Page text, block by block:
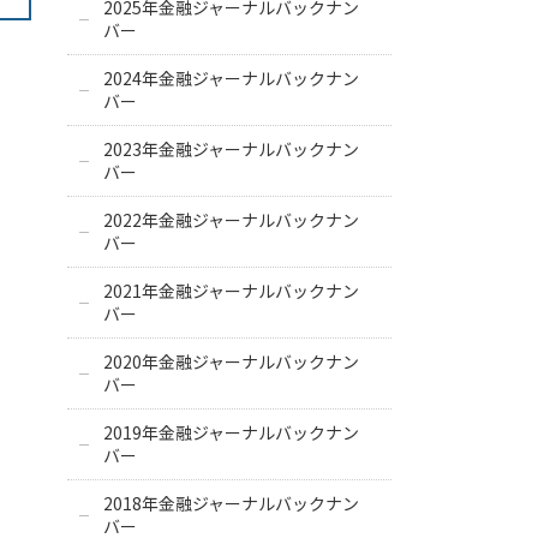
2025年金融ジャーナルバックナン
バー
2024年金融ジャーナルバックナン
バー
2023年金融ジャーナルバックナン
バー
2022年金融ジャーナルバックナン
バー
2021年金融ジャーナルバックナン
バー
2020年金融ジャーナルバックナン
バー
2019年金融ジャーナルバックナン
バー
2018年金融ジャーナルバックナン
バー